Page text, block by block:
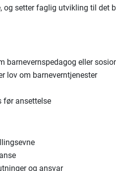
og setter faglig utvikling til det
barnevernspedagog eller
lov om barneverntjenester
før ansettelse
og ansvar